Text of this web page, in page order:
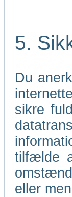
5.
Du
sikre
tilfælde
eller